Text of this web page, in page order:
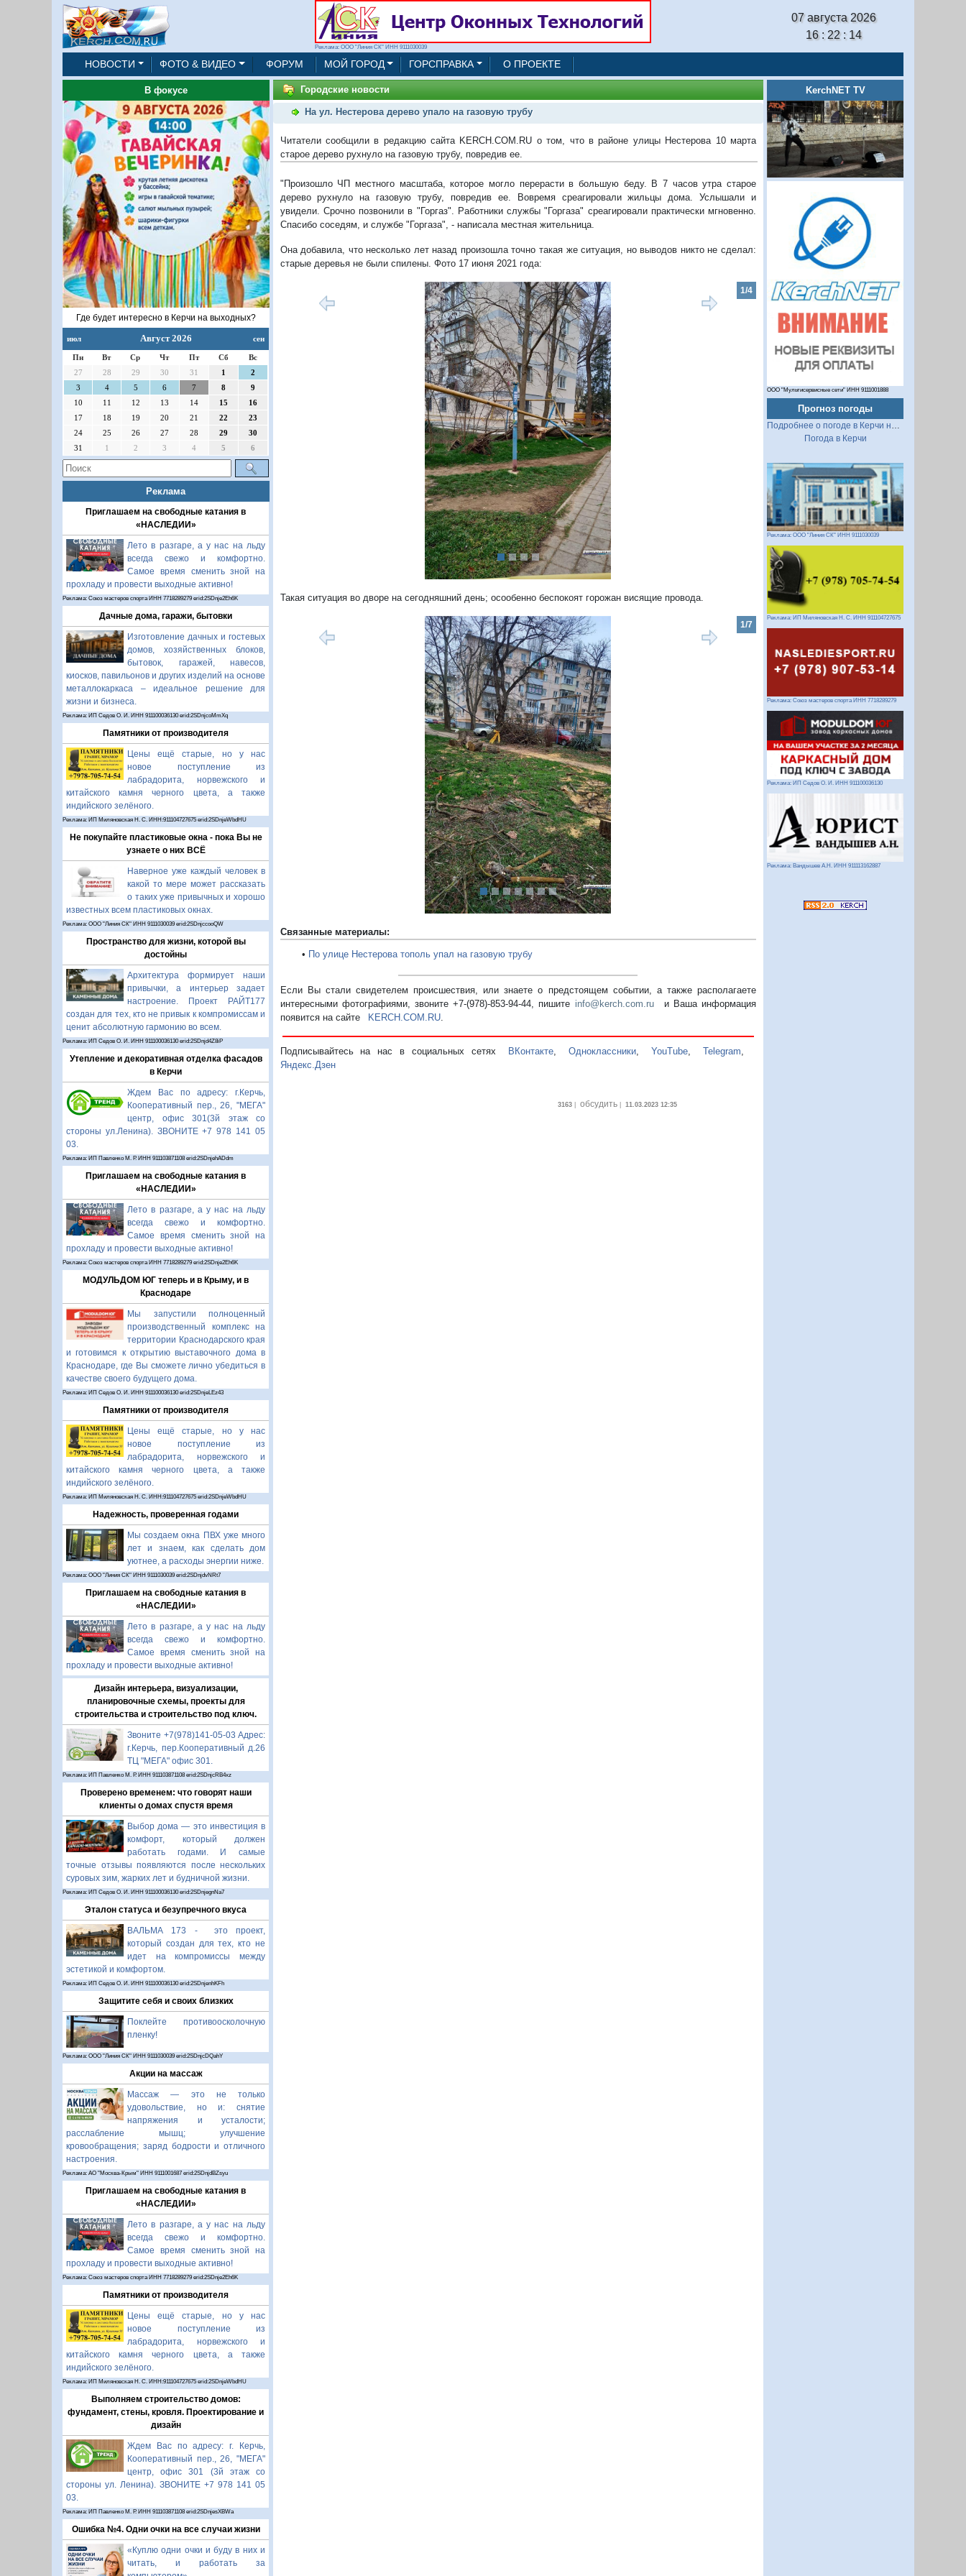
Реклама: ООО "Линия СК" ИНН 9111030039
07 августа 2026
16 : 22 : 15
НОВОСТИ ФОТО & ВИДЕО ФОРУМ МОЙ ГОРОД ГОРСПРАВКА О ПРОЕКТЕ
В фокусе
Где будет интересно в Керчи на выходных?
июл Август 2026 сен
Пн Вт Ср Чт Пт Сб
Вс
27
28 29 30 31 1
2
3
4 5 6 7 8
9
10
11 12 13 14 15
16
17
18 19 20 21 22
23
24
25 26 27 28 29
30
31
1 2 3 4 5 6
Реклама
Приглашаем на свободные катания в
«НАСЛЕДИИ»
Лето в разгаре, а у нас на льду
всегда свежо и комфортно.
Самое время сменить зной на
прохладу и провести выходные активно!
Реклама: Союз мастеров спорта ИНН 7718289279 erid:2SDnje2Eh6K
Дачные дома, гаражи, бытовки
Изготовление дачных и гостевых
домов, хозяйственных блоков,
бытовок, гаражей, навесов,
киосков, павильонов и других изделий на основе
металлокаркаса – идеальное решение для
жизни и бизнеса.
Реклама: ИП Седов О. И. ИНН 911100036130 erid:2SDnjcoMmXq
Памятники от производителя
Цены ещё старые, но у нас
новое поступление из
лабрадорита, норвежского и
китайского камня черного цвета, а также
индийского зелёного.
Реклама: ИП Миляновская Н. С. ИНН:911104727675 erid:2SDnjeWbdHU
Не покупайте пластиковые окна - пока Вы не
узнаете о них ВСЁ
Наверное уже каждый человек в
какой то мере может рассказать
о таких уже привычных и хорошо
известных всем пластиковых окнах.
Реклама: ООО "Линия СК" ИНН 9111030039 erid:2SDnjccooQW
Пространство для жизни, которой вы
достойны
Архитектура формирует наши
привычки, а интерьер задает
настроение. Проект РАЙТ177
создан для тех, кто не привык к компромиссам и
ценит абсолютную гармонию во всем.
Реклама: ИП Седов О. И. ИНН 911100036130 erid:2SDnjd4Z8iP
Утепление и декоративная отделка фасадов
в Керчи
Ждем Вас по адресу: г.Керчь,
Кооперативный пер., 26, "МЕГА"
центр, офис 301(3й этаж со
стороны ул.Ленина). ЗВОНИТЕ +7 978 141 05
03.
Реклама: ИП Павленко М. Р. ИНН 911103871108 erid:2SDnjehADdm
Приглашаем на свободные катания в
«НАСЛЕДИИ»
Лето в разгаре, а у нас на льду
всегда свежо и комфортно.
Самое время сменить зной на
прохладу и провести выходные активно!
Реклама: Союз мастеров спорта ИНН 7718289279 erid:2SDnje2Eh6K
МОДУЛЬДОМ ЮГ теперь и в Крыму, и в
Краснодаре
Мы запустили полноценный
производственный комплекс на
территории Краснодарского края
и готовимся к открытию выставочного дома в
Краснодаре, где Вы сможете лично убедиться в
качестве своего будущего дома.
Реклама: ИП Седов О. И. ИНН 911100036130 erid:2SDnjeLEz43
Памятники от производителя
Цены ещё старые, но у нас
новое поступление из
лабрадорита, норвежского и
китайского камня черного цвета, а также
индийского зелёного.
Реклама: ИП Миляновская Н. С. ИНН:911104727675 erid:2SDnjeWbdHU
Надежность, проверенная годами
Мы создаем окна ПВХ уже много
лет и знаем, как сделать дом
уютнее, а расходы энергии ниже.
Реклама: ООО "Линия СК" ИНН 9111030039 erid:2SDnjdvNRt7
Приглашаем на свободные катания в
«НАСЛЕДИИ»
Лето в разгаре, а у нас на льду
всегда свежо и комфортно.
Самое время сменить зной на
прохладу и провести выходные активно!
Дизайн интерьера, визуализации,
планировочные схемы, проекты для
строительства и строительство под ключ.
Звоните +7(978)141-05-03 Адрес:
г.Керчь, пер.Кооперативный д.26
ТЦ "МЕГА" офис 301.
Реклама: ИП Павленко М. Р. ИНН 911103871108 erid:2SDnjcRB4xz
Проверено временем: что говорят наши
клиенты о домах спустя время
Выбор дома — это инвестиция в
комфорт, который должен
работать годами. И самые
точные отзывы появляются после нескольких
суровых зим, жарких лет и будничной жизни.
Реклама: ИП Седов О. И. ИНН 911100036130 erid:2SDnjegnNa7
Эталон статуса и безупречного вкуса
ВАЛЬМА 173 - это проект,
который создан для тех, кто не
идет на компромиссы между
эстетикой и комфортом.
Реклама: ИП Седов О. И. ИНН 911100036130 erid:2SDnjenhKFh
Защитите себя и своих близких
Поклейте противоосколочную
пленку!
Реклама: ООО "Линия СК" ИНН 9111030039 erid:2SDnjcDQahY
Акции на массаж
Массаж — это не только
удовольствие, но и: снятие
напряжения и усталости;
расслабление мышц; улучшение
кровообращения; заряд бодрости и отличного
настроения.
Реклама: АО "Москва-Крым" ИНН 9111001687 erid:2SDnjdBZsyu
Приглашаем на свободные катания в
«НАСЛЕДИИ»
Лето в разгаре, а у нас на льду
всегда свежо и комфортно.
Самое время сменить зной на
прохладу и провести выходные активно!
Реклама: Союз мастеров спорта ИНН 7718289279 erid:2SDnje2Eh6K
Памятники от производителя
Цены ещё старые, но у нас
новое поступление из
лабрадорита, норвежского и
китайского камня черного цвета, а также
индийского зелёного.
Реклама: ИП Миляновская Н. С. ИНН:911104727675 erid:2SDnjeWbdHU
Выполняем строительство домов:
фундамент, стены, кровля. Проектирование и
дизайн
Ждем Вас по адресу: г. Керчь,
Кооперативный пер., 26, "МЕГА"
центр, офис 301 (3й этаж со
стороны ул. Ленина). ЗВОНИТЕ +7 978 141 05
03.
Реклама: ИП Павленко М. Р. ИНН 911103871108 erid:2SDnjesXBWa
Ошибка №4. Одни очки на все случаи жизни
«Куплю одни очки и буду в них и
читать, и работать за
Городские новости
На ул. Нестерова дерево упало на газовую трубу
Читатели сообщили в редакцию сайта KERCH.COM.RU о том, что в районе улицы Нестерова 10 марта
старое дерево рухнуло на газовую трубу, повредив ее.
"Произошло ЧП местного масштаба, которое могло перерасти в большую беду. В 7 часов утра старое
дерево рухнуло на газовую трубу, повредив ее. Вовремя среагировали жильцы дома. Услышали и
увидели. Срочно позвонили в "Горгаз". Работники службы "Горгаза" среагировали практически мгновенно.
Спасибо соседям, и службе "Горгаза", - написала местная жительница.
Она добавила, что несколько лет назад произошла точно такая же ситуация, но выводов никто не сделал:
старые деревья не были спилены. Фото 17 июня 2021 года:
2/4
Такая ситуация во дворе на сегодняшний день; осообенно беспокоят горожан висящие провода.
Связанные материалы:
• По улице Нестерова тополь упал на газовую трубу
Если Вы стали свидетелем происшествия, или знаете о предстоящем событии, а также располагаете
интересными фотографиями, звоните +7-(978)-853-94-44, пишите info@kerch.com.ru и Ваша информация
появится на сайте
KERCH.COM.RU.
Подписывайтесь на нас в социальных сетях ВКонтакте Одноклассники ,YouTube ,Telegram
Яндекс.Дзен
3163| обсудить| 11.03.2023 12:35
KerchNET TV
ООО "Мультисервисные сети" ИНН 9111001888
Прогноз погоды
Подробнее о погоде в Керчи на 2 недели
Погода в Керчи
Реклама: ООО "Линия СК" ИНН 9111030039
Реклама: ИП Миляновская Н. С. ИНН 911104727675
Реклама: Союз мастеров спорта ИНН 7718289279
Реклама: ИП Седов О. И. ИНН 911100036130
Реклама: Вандышев А.Н. ИНН 911113162887